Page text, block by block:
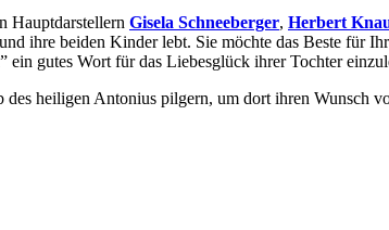
Hauptdarstellern Gisela Schneeberger, Herbert
ihre beiden Kinder lebt. Sie möchte das Beste für
ein gutes Wort für das Liebesglück ihrer Tochter
heiligen Antonius pilgern, um dort ihren Wunsch